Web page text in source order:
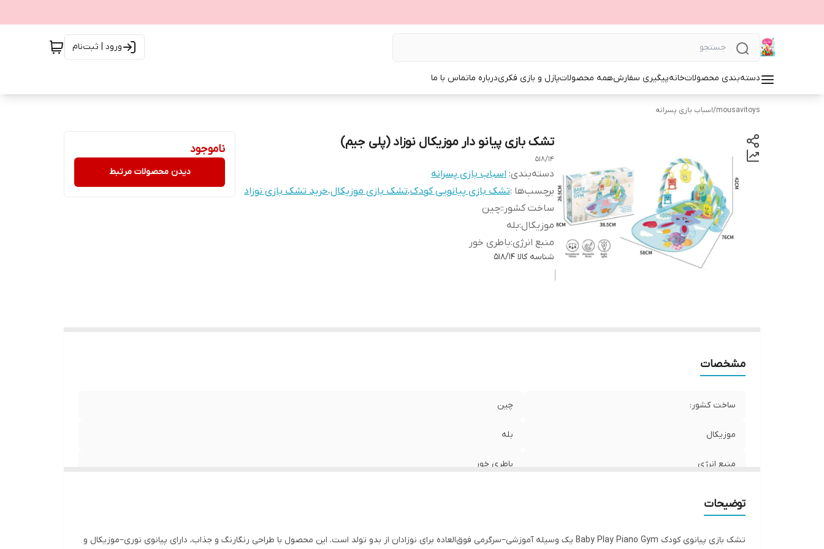
ورود | ثبت‌نام
دسته‌بندی محصولاتخانهپیگیری سفارشهمه محصولاتپازل و بازی فکریدرباره ماتماس با ما
mousavitoys
/اسباب بازی پسرانه
تشک بازی پیانو دار موزیکال نوزاد (پلی جیم)
518/14
دسته‌بندی: اسباب بازی پسرانه
برچسب‌ها :تشک بازی پیانویی کودک،تشک بازی موزیکال،خرید تشک بازی نوزاد
ساخت کشور::چین
موزیکال:بله
منبع انرژی:باطری خور
شناسه کالا 518/14
ناموجود
دیدن محصولات مرتبط
مشخصات
ساخت کشور: چین
موزیکال بله
منبع انرژی باطری خور
توضیحات
تشک بازی پیانوی کودک Baby Play Piano Gym یک وسیله آموزشی–سرگرمی فوق‌العاده برای نوزادان از بدو تولد است. این محصول با طراحی رنگارنگ و جذاب، دارای پیانوی نوری–موزیکال و